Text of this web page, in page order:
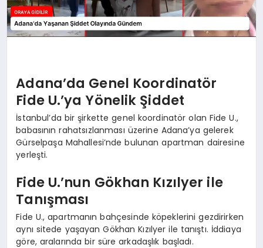
Adana’da Genel Koordinatör
Fide U.’ya Yönelik Şiddet
İstanbul’da bir şirkette genel koordinatör olan Fide U.,
babasının rahatsızlanması üzerine Adana’ya gelerek
Gürselpaşa Mahallesi’nde bulunan apartman dairesine
yerleşti.
Fide U.’nun Gökhan Kızılyer ile
Tanışması
Fide U., apartmanın bahçesinde köpeklerini gezdirirken
aynı sitede yaşayan Gökhan Kızılyer ile tanıştı. İddiaya
göre, aralarında bir süre arkadaşlık başladı.